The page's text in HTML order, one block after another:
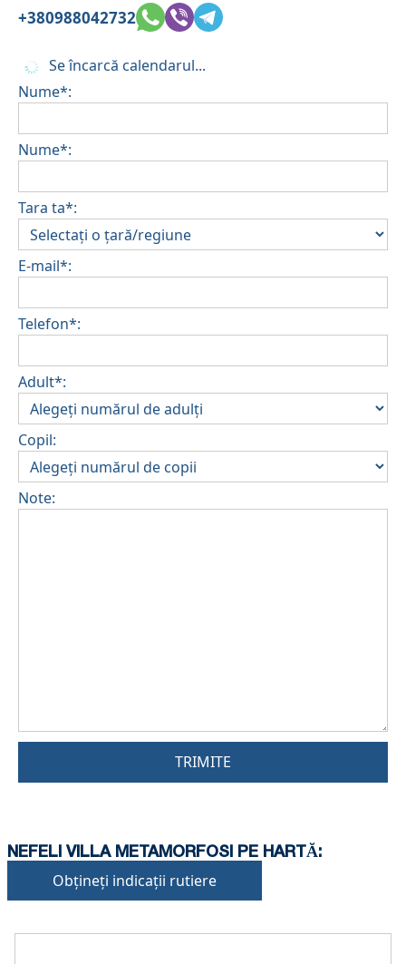
Depozit pentru daune:
Nu este necesar un depozit la check-in.
animalele de companie sau se pot aplica condiții
speciale.
+380988042732
Se încarcă calendarul...
Nume*:
Nume*:
Tara ta*:
E-mail*:
Telefon*:
Adult*:
Copil:
Note:
TRIMITE
NEFELI VILLA METAMORFOSI PE HARTĂ:
Obțineți indicații rutiere